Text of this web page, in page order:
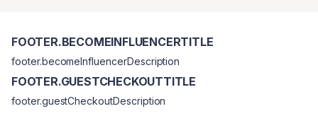
FOOTER.BECOMEINFLUENCERTITLE
footer.becomeInfluencerDescription
FOOTER.GUESTCHECKOUTTITLE
footer.guestCheckoutDescription